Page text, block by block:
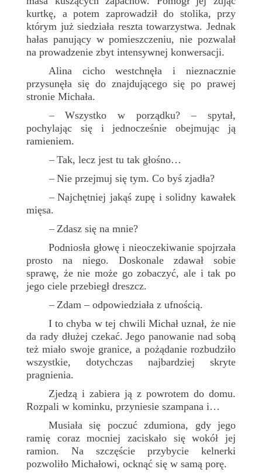
kurtkę, a potem zaprowadził do stolika, przy
którym już siedziała reszta towarzystwa. Jednak
hałas panujący w pomieszczeniu, nie pozwalał
na prowadzenie zbyt intensywnej konwersacji.
Alina cicho westchnęła i nieznacznie
przysunęła się do znajdującego się po prawej
stronie Michała.
– Wszystko w porządku? – spytał,
pochylając się i jednocześnie obejmując ją
ramieniem.
– Tak, lecz jest tu tak głośno…
– Nie przejmuj się tym. Co byś zjadła?
–Najchętniej jakąś zupę i solidny kawałek
mięsa.
– Zdasz się na mnie?
Podniosła głowę i nieoczekiwanie spojrzała
prosto na niego. Doskonale zdawał sobie
sprawę, że nie może go zobaczyć, ale i tak po
jego ciele przebiegł dreszcz.
– Zdam – odpowiedziała z ufnością.
I to chyba w tej chwili Michał uznał, że nie
da rady dłużej czekać. Jego panowanie nad sobą
też miało swoje granice, a pożądanie rozbudziło
wszystkie, dotychczas najbardziej skryte
pragnienia.
Zjedzą i zabiera ją z powrotem do domu.
Rozpali w kominku, przyniesie szampana i…
Musiała się poczuć zdumiona, gdy jego
ramię coraz mocniej zaciskało się wokół jej
ramion. Na szczęście przybycie kelnerki
pozwoliło Michałowi, ocknąć się w samą porę.